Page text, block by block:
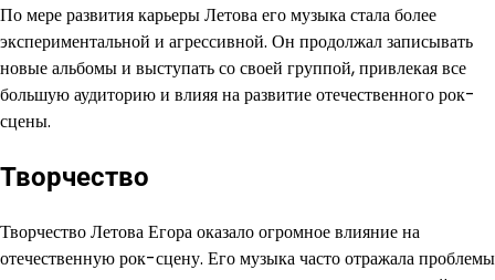
По мере развития карьеры Летова его музыка стала более
экспериментальной и агрессивной. Он продолжал записывать
новые альбомы и выступать со своей группой, привлекая все
большую аудиторию и влияя на развитие отечественного рок-
сцены.
Творчество
Творчество Летова Егора оказало огромное влияние на
отечественную рок-сцену. Его музыка часто отражала проблемы